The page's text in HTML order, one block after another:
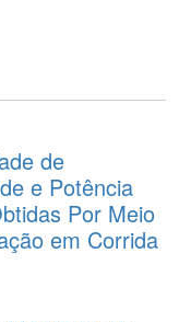
de
e Potência
Por Meio
em Corrida